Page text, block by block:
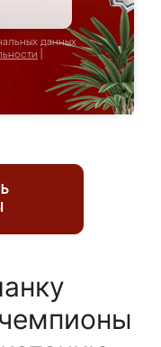
данных